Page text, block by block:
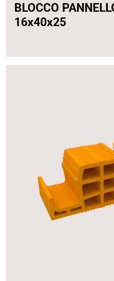
BLOCCO
16x40x25